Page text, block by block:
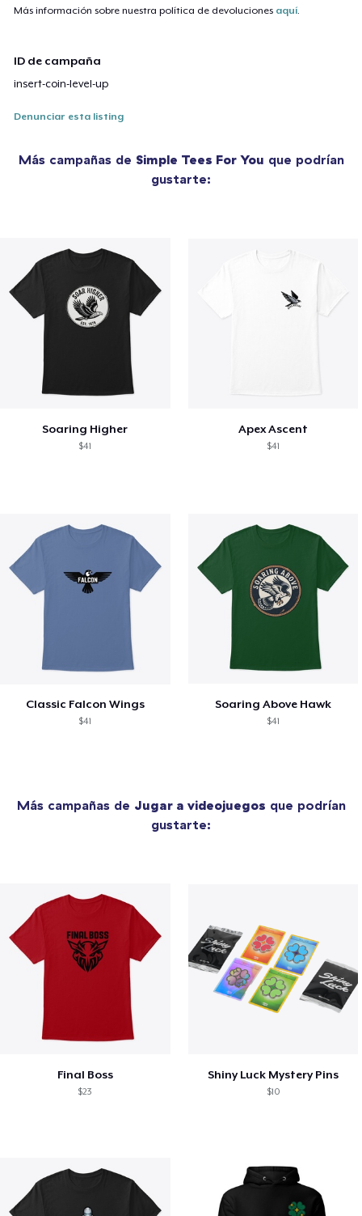
Más información sobre nuestra política de devoluciones aquí
ID de campaña
insert-coin-level-up
Denunciar esta listing
Más campañas de Simple Tees For You que podrían
gustarte:
Soaring Higher
$41
Apex Ascent
$41
Classic Falcon Wings
$41
Soaring Above Hawk
$41
Más campañas de Jugar a videojuegos que podrían
gustarte:
Final Boss
$23
Shiny Luck Mystery Pins
$10